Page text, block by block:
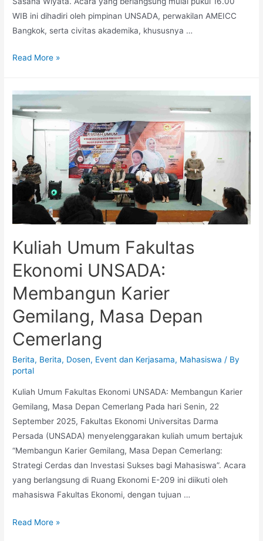
WIB ini dihadiri oleh pimpinan UNSADA, perwakilan AMEICC
Bangkok, serta civitas akademika, khususnya …
Read More »
Kuliah Umum Fakultas
Ekonomi UNSADA:
Membangun Karier
Gemilang, Masa Depan
Cemerlang
Berita, Berita, Dosen, Event dan Kerjasama, Mahasiswa / By
portal
Kuliah Umum Fakultas Ekonomi UNSADA: Membangun Karier
Gemilang, Masa Depan Cemerlang Pada hari Senin, 22
September 2025, Fakultas Ekonomi Universitas Darma
Persada (UNSADA) menyelenggarakan kuliah umum bertajuk
“Membangun Karier Gemilang, Masa Depan Cemerlang:
Strategi Cerdas dan Investasi Sukses bagi Mahasiswa”. Acara
yang berlangsung di Ruang Ekonomi E-209 ini diikuti oleh
mahasiswa Fakultas Ekonomi, dengan tujuan …
Read More »